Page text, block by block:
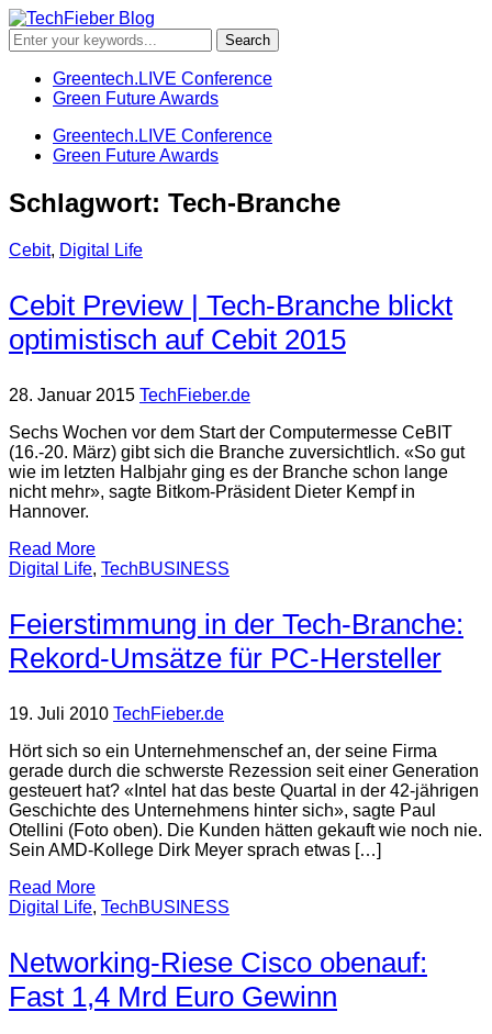
Greentech.LIVE Conference
Green Future Awards
Greentech.LIVE Conference
Green Future Awards
Schlagwort: Tech-Branche
Cebit, Digital Life
Cebit Preview | Tech-Branche blickt
optimistisch auf Cebit 2015
28. Januar 2015 TechFieber.de
Sechs Wochen vor dem Start der Computermesse CeBIT
(16.-20. März) gibt sich die Branche zuversichtlich. «So gut
wie im letzten Halbjahr ging es der Branche schon lange
nicht mehr», sagte Bitkom-Präsident Dieter Kempf in
Hannover.
Read More
Digital Life, TechBUSINESS
Feierstimmung in der Tech-Branche:
Rekord-Umsätze für PC-Hersteller
19. Juli 2010 TechFieber.de
Hört sich so ein Unternehmenschef an, der seine Firma
gerade durch die schwerste Rezession seit einer Generation
gesteuert hat? «Intel hat das beste Quartal in der 42-jährigen
Geschichte des Unternehmens hinter sich», sagte Paul
Otellini (Foto oben). Die Kunden hätten gekauft wie noch nie.
Sein AMD-Kollege Dirk Meyer sprach etwas […]
Read More
Digital Life, TechBUSINESS
Networking-Riese Cisco obenauf:
Fast 1,4 Mrd Euro Gewinn